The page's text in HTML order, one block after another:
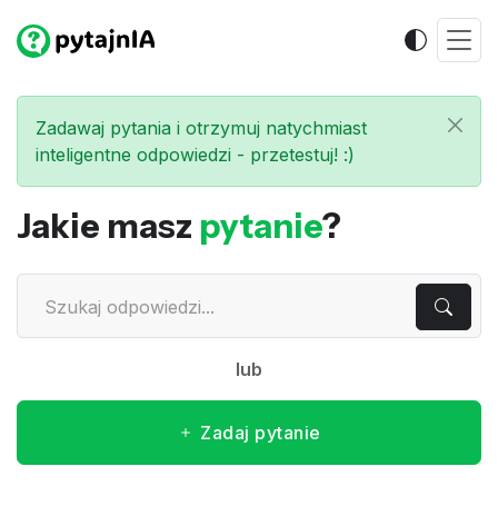
Zadawaj pytania i otrzymuj natychmiast
inteligentne odpowiedzi - przetestuj! :)
Jakie masz pytanie?
lub
Zadaj pytanie